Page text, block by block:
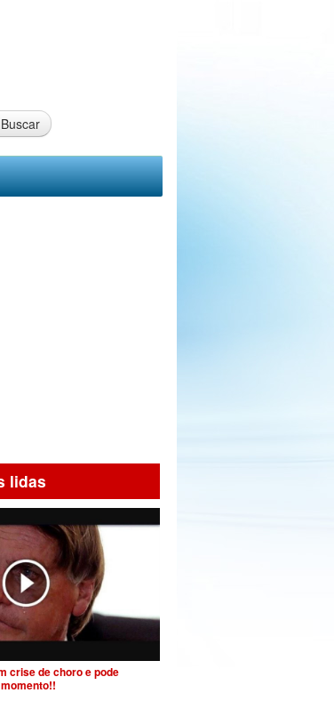
Buscar
lidas
crise de choro e pode